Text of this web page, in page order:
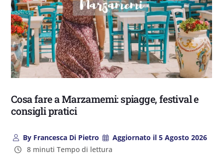
Cosa fare a Marzamemi: spiagge, festival e
consigli pratici
ByFrancesca Di Pietro Aggiornato il 5 Agosto 2026
8 minuti Tempo di lettura